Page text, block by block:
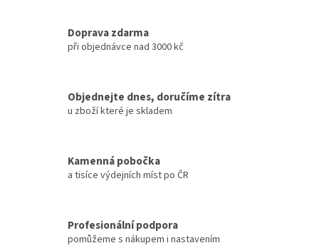
Doprava zdarma
při objednávce nad 3000 kč
Objednejte dnes, doručíme zítra
u zboží které je skladem
Kamenná pobočka
a tisíce výdejních míst po ČR
Profesionální podpora
pomůžeme s nákupem i nastavením